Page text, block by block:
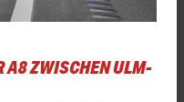
A8 ZWISCHEN ULM-